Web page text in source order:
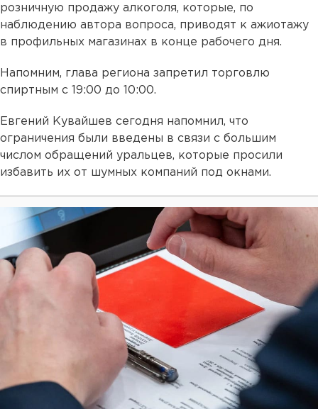
розничную продажу алкоголя, которые, по
наблюдению автора вопроса, приводят к ажиотажу
в профильных магазинах в конце рабочего дня.
Напомним, глава региона запретил торговлю
спиртным с 19:00 до 10:00.
Евгений Кувайшев сегодня напомнил, что
ограничения были введены в связи с большим
числом обращений уральцев, которые просили
избавить их от шумных компаний под окнами.